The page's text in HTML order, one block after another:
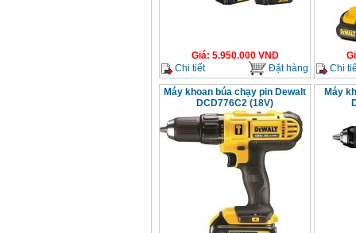
Giá: 5.950.000VND
Chi tiết
Đặt hàng
Chi
Máy khoan búa chạy pin Dewalt
DCD776C2 (18V)
Máy